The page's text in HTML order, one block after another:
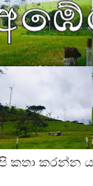
- සඳක් ඇවිත් ගීතයේ පද
- ශ්වේත සඳේ ගීතයේ පද
ගියා ගීතයේ පද පෙළ
බලන් ගීතයේ පද පෙළ
- හොද සිහියෙන් ගීතයේ
ගීතයේ පද පෙළ
කතා කරන්න